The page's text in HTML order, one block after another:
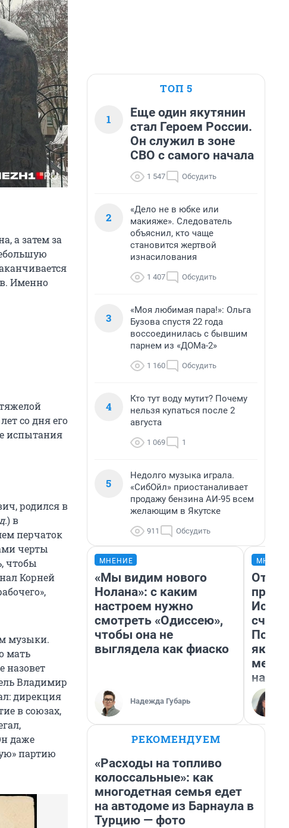
а затем за
Именно
со дня его
испытания
родился в
) в
перчаток
черты
чтобы
Корней
музыки.
мать
назовет
Владимир
дирекция
в союзах,
даже
партию
ТОП 5
1
Еще один якутянин
стал Героем России.
Он служил в зоне
СВО с самого начала
1 547 Обсудить
2
«Дело не в юбке или
макияже». Следователь
объяснил, кто чаще
становится жертвой
изнасилования
1 407 Обсудить
3
«Моя любимая пара!»: Ольга
Бузова спустя 22 года
воссоединилась с бывшим
парнем из «ДОМа-2»
1 160 Обсудить
4
Кто тут воду мутит? Почему
нельзя купаться после 2
августа
1 069 1
5
Недолго музыка играла.
«СибОйл» приостаналивает
продажу бензина АИ-95 всем
желающим в Якутске
911 Обсудить
МНЕНИЕ
«Мы видим нового
Нолана»: с каким
настроем нужно
смотреть «Одиссею»,
чтобы она не
выглядела как фиаско
Надежда Губарь
метр
РЕКОМЕНДУЕМ
«Расходы на топливо
колоссальные»: как
многодетная семья едет
на автодоме из Барнаула в
Турцию — фото